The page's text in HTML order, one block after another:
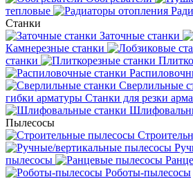
тепловые
Станки
Заточные станки
Камнерезные станки
станки
Сверлильные
гибки арматуры Станки для резки
Пылесосы
пылесосы
Роботы-пылесосы